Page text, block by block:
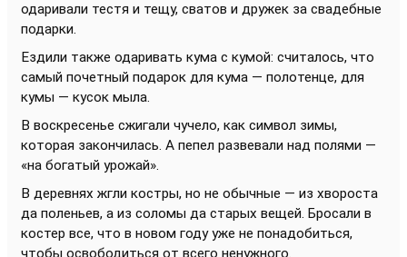
одаривали тестя и тещу, сватов и дружек за свадебные
подарки.
Ездили также одаривать кума с кумой: считалось, что
самый почетный подарок для кума — полотенце, для
кумы — кусок мыла.
В воскресенье сжигали чучело, как символ зимы,
которая закончилась. А пепел развевали над полями —
«на богатый урожай».
В деревнях жгли костры, но не обычные — из хвороста
да поленьев, а из соломы да старых вещей. Бросали в
костер все, что в новом году уже не понадобиться,
чтобы освободиться от всего ненужного.